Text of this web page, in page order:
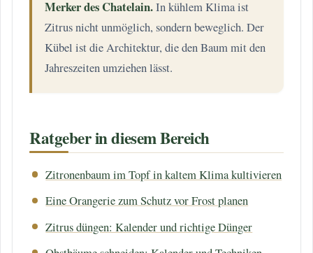
Merker des Chatelain.In kühlem Klima ist
Zitrus nicht unmöglich, sondern beweglich. Der
Kübel ist die Architektur, die den Baum mit den
Jahreszeiten umziehen lässt.
Ratgeber in diesem Bereich
Zitronenbaum im Topf in kaltem Klima kultivieren
Eine Orangerie zum Schutz vor Frost planen
Zitrus düngen: Kalender und richtige Dünger